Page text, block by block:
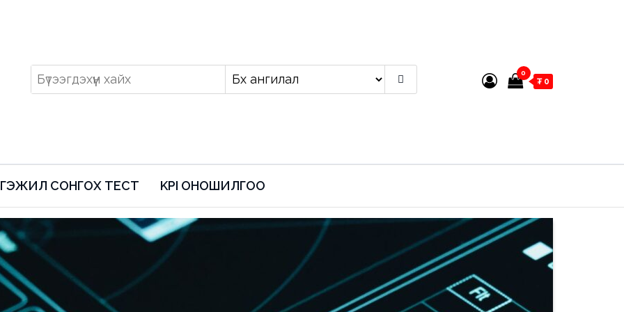
0
₮ 0
СОНГОХ ТЕСТ KPI ОНОШИЛГОО